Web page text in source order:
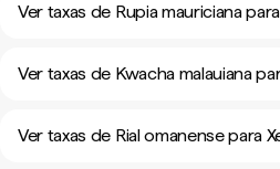
Ver taxas de Rupia mauriciana
Ver taxas de Kwacha malauiana
Ver taxas de Rial omanense para